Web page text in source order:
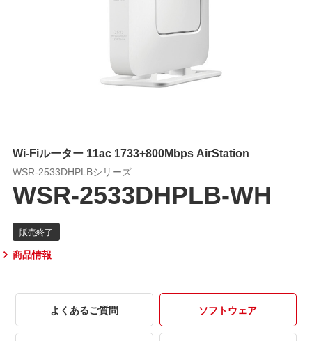
Wi-Fiルーター 11ac 1733+800Mbps AirStation
WSR-2533DHPLBシリーズ
WSR-2533DHPLB-WH
商品情報
よくあるご質問 ソフトウェア